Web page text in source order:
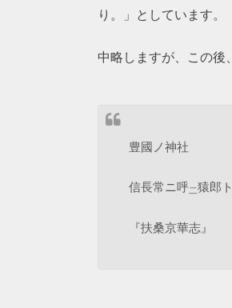
り。」としています。
中略しますが、この後
豊國ノ神社
信長常ニ呼二猿郎ト
『扶桑京華志』